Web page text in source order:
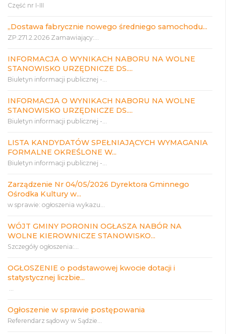
Część nr I-III
„Dostawa fabrycznie nowego średniego samochodu...
ZP.271.2.2026 Zamawiający:...
INFORMACJA O WYNIKACH NABORU NA WOLNE
STANOWISKO URZĘDNICZE DS....
Biuletyn informacji publicznej -...
INFORMACJA O WYNIKACH NABORU NA WOLNE
STANOWISKO URZĘDNICZE DS....
Biuletyn informacji publicznej -...
LISTA KANDYDATÓW SPEŁNIAJĄCYCH WYMAGANIA
FORMALNE OKREŚLONE W...
Biuletyn informacji publicznej -...
Zarządzenie Nr 04/05/2026 Dyrektora Gminnego
Ośrodka Kultury w...
w sprawie: ogłoszenia wykazu...
WÓJT GMINY PORONIN OGŁASZA NABÓR NA
WOLNE KIEROWNICZE STANOWISKO...
Szczegóły ogłoszenia:...
OGŁOSZENIE o podstawowej kwocie dotacji i
statystycznej liczbie...
...
Ogłoszenie w sprawie postępowania
Referendarz sądowy w Sądzie...